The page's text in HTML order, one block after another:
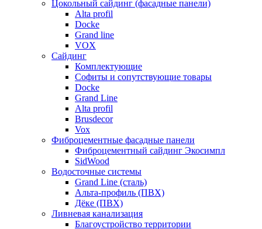
Цокольный сайдинг (фасадные панели)
Alta profil
Docke
Grand line
VOX
Сайдинг
Комплектующие
Софиты и сопутствующие товары
Docke
Grand Line
Alta profil
Brusdecor
Vox
Фиброцементные фасадные панели
Фиброцементный сайдинг Экосимпл
SidWood
Водосточные системы
Grand Line (сталь)
Альта-профиль (ПВХ)
Дёке (ПВХ)
Ливневая канализация
Благоустройство территории